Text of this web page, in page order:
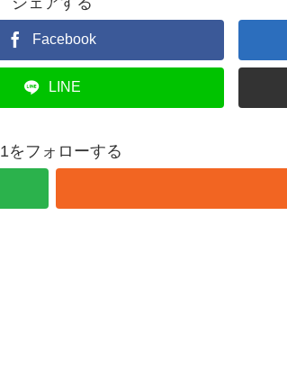
Facebook
LINE
をフォローする